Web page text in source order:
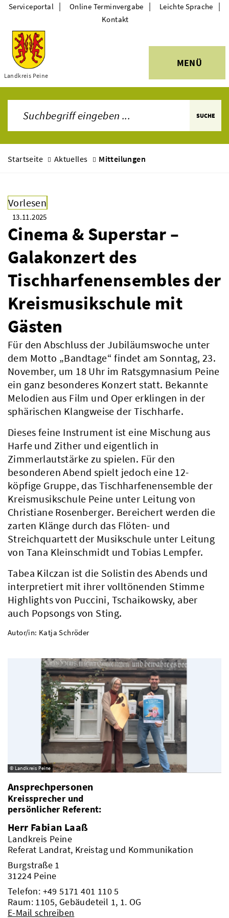
Themen
Landkreis Peine
MENÜ
Serviceportal | Online Terminvergabe | Leichte Sprache |
Kontakt
SUCHE
Startseite Aktuelles Mitteilungen
Vorlesen
13.11.2025
Cinema & Superstar –
Galakonzert des
Tischharfenensembles der
Kreismusikschule mit
Gästen
Für den Abschluss der Jubiläumswoche unter
dem Motto „Bandtage“ findet am Sonntag, 23.
November, um 18 Uhr im Ratsgymnasium Peine
ein ganz besonderes Konzert statt. Bekannte
Melodien aus Film und Oper erklingen in der
sphärischen Klangweise der Tischharfe.
Dieses feine Instrument ist eine Mischung aus
Harfe und Zither und eigentlich in
Zimmerlautstärke zu spielen. Für den
besonderen Abend spielt jedoch eine 12-
köpfige Gruppe, das Tischharfenensemble der
Kreismusikschule Peine unter Leitung von
Christiane Rosenberger. Bereichert werden die
zarten Klänge durch das Flöten- und
Streichquartett der Musikschule unter Leitung
von Tana Kleinschmidt und Tobias Lempfer.
Tabea Kilczan ist die Solistin des Abends und
interpretiert mit ihrer volltönenden Stimme
Highlights von Puccini, Tschaikowsky, aber
auch Popsongs von Sting.
Autor/in: Katja Schröder
© Landkreis Peine
Ansprechpersonen
Kreissprecher und
persönlicher Referent:
Herr Fabian Laaß
Landkreis Peine
Referat Landrat, Kreistag und Kommunikation
Burgstraße 1
31224 Peine
Telefon: +49 5171 401 110 5
Raum: 1105, Gebäudeteil 1, 1. OG
E-Mail schreiben